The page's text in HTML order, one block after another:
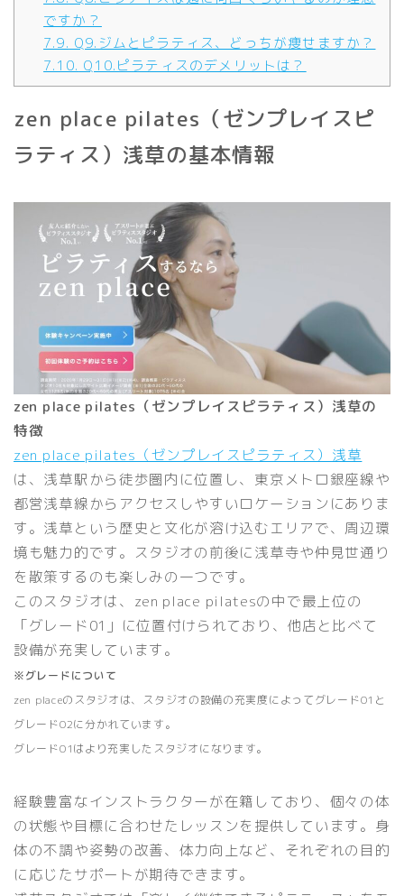
ですか？
7.9. Q9.ジムとピラティス、どっちが痩せますか？
7.10. Q10.ピラティスのデメリットは？
zen place pilates（ゼンプレイスピ
ラティス）浅草の基本情報
zen place pilates（ゼンプレイスピラティス）浅草の
特徴
zen place pilates（ゼンプレイスピラティス）浅草
は、浅草駅から徒歩圏内に位置し、東京メトロ銀座線や
都営浅草線からアクセスしやすいロケーションにありま
す。浅草という歴史と文化が溶け込むエリアで、周辺環
境も魅力的です。スタジオの前後に浅草寺や仲見世通り
を散策するのも楽しみの一つです。
このスタジオは、zen place pilatesの中で最上位の
「グレード01」に位置付けられており、他店と比べて
設備が充実しています。
※グレードについて
zen placeのスタジオは、スタジオの設備の充実度によってグレード01 と
グレード02に分かれています。
グレード01はより充実したスタジオになります。
経験豊富なインストラクターが在籍しており、個々の体
の状態や目標に合わせたレッスンを提供しています。身
体の不調や姿勢の改善、体力向上など、それぞれの目的
に応じたサポートが期待できます。